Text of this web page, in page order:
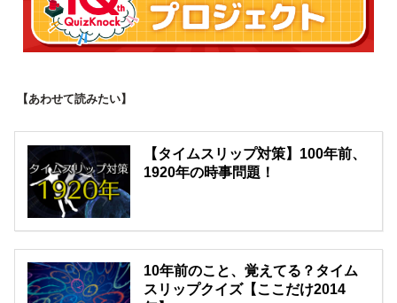
【あわせて読みたい】
【タイムスリップ対策】100年前、
1920年の時事問題！
10年前のこと、覚えてる？タイム
スリップクイズ【ここだけ2014